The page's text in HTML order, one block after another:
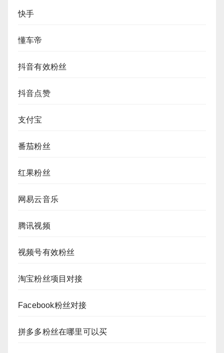
快手
懂车帝
抖音有效粉丝
抖音点赞
支付宝
番茄粉丝
红果粉丝
网易云音乐
腾讯视频
视频号有效粉丝
淘宝粉丝项目对接
Facebook粉丝对接
拼多多粉丝在哪里可以买